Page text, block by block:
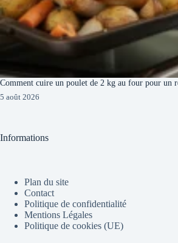
Comment cuire un poulet de 2 kg au four pour un
5 août 2026
Informations
Plan du site
Contact
Politique de confidentialité
Mentions Légales
Politique de cookies (UE)